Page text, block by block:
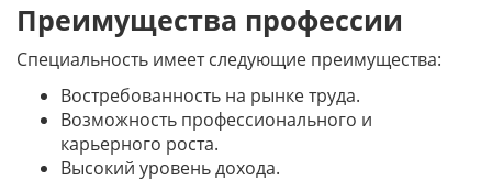
Преимущества профессии
Специальность имеет следующие преимущества:
Востребованность на рынке труда.
Возможность профессионального и
карьерного роста.
Высокий уровень дохода.